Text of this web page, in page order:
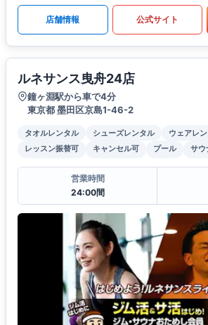
店舗情報 公式サイト
ルネサンス曳舟24店
鐘ヶ淵駅から車で4分
東京都 墨田区京島1-46-2
タオルレンタル シューズレンタル
ウェアレ
レッスン振替可
キャンセル可 プール サウ
営業時間
24:00間